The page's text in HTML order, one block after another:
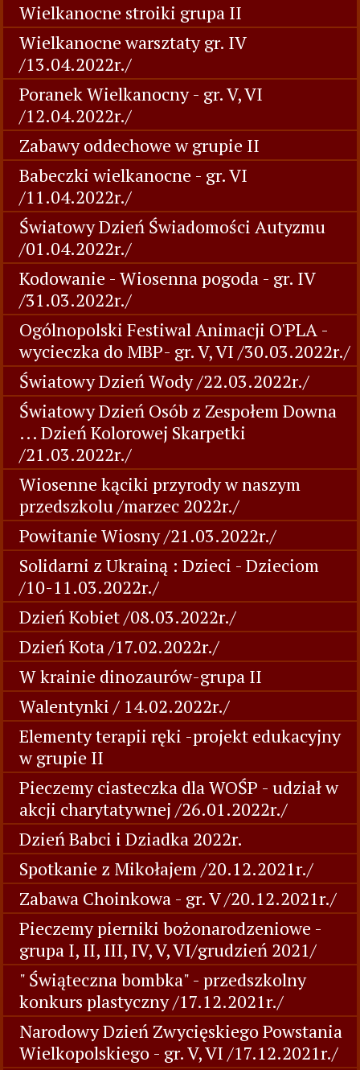
Wielkanocne stroiki grupa II
Wielkanocne warsztaty gr. IV
/13.04.2022r./
Poranek Wielkanocny - gr. V, VI
/12.04.2022r./
Zabawy oddechowe w grupie II
Babeczki wielkanocne - gr. VI
/11.04.2022r./
Światowy Dzień Świadomości Autyzmu
/01.04.2022r./
Kodowanie - Wiosenna pogoda - gr. IV
/31.03.2022r./
Ogólnopolski Festiwal Animacji O'PLA -
wycieczka do MBP- gr. V, VI /30.03.2022r./
Światowy Dzień Wody /22.03.2022r./
Światowy Dzień Osób z Zespołem Downa
... Dzień Kolorowej Skarpetki
/21.03.2022r./
Wiosenne kąciki przyrody w naszym
przedszkolu /marzec 2022r./
Powitanie Wiosny /21.03.2022r./
Solidarni z Ukrainą : Dzieci - Dzieciom
/10-11.03.2022r./
Dzień Kobiet /08.03.2022r./
Dzień Kota /17.02.2022r./
W krainie dinozaurów-grupa II
Walentynki / 14.02.2022r./
Elementy terapii ręki -projekt edukacyjny
w grupie II
Pieczemy ciasteczka dla WOŚP - udział w
akcji charytatywnej /26.01.2022r./
Dzień Babci i Dziadka 2022r.
Spotkanie z Mikołajem /20.12.2021r./
Zabawa Choinkowa - gr. V /20.12.2021r./
Pieczemy pierniki bożonarodzeniowe -
grupa I, II, III, IV, V, VI/grudzień 2021/
" Świąteczna bombka" - przedszkolny
konkurs plastyczny /17.12.2021r./
Narodowy Dzień Zwycięskiego Powstania
Wielkopolskiego - gr. V, VI /17.12.2021r./